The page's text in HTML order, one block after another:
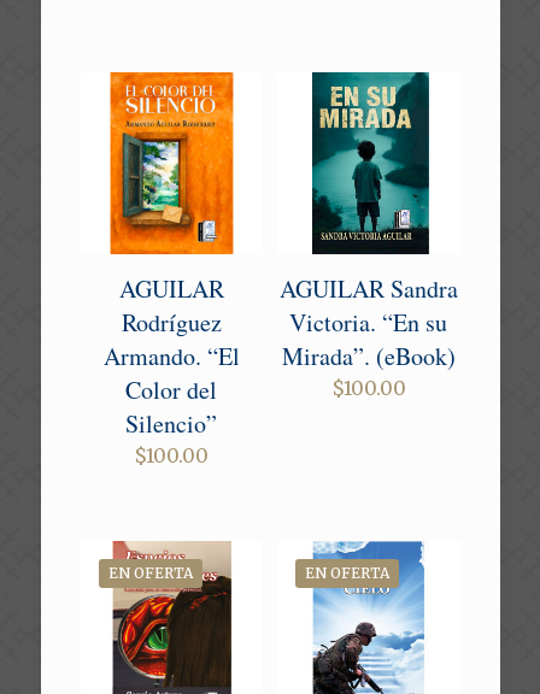
AGUILAR
Rodríguez
Armando. “El
Color del
Silencio”
$100.00
AGUILAR Sandra
Victoria. “En su
Mirada”. (eBook)
$100.00
EN OFERTA EN OFERTA